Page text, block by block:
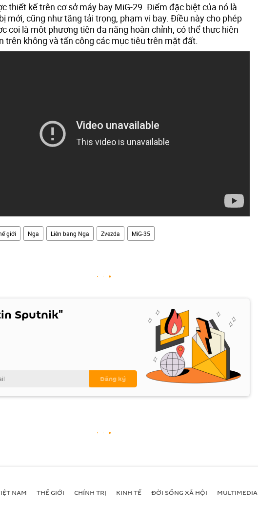
thiết kế trên cơ sở máy bay MiG-29. Điểm đặc biệt của nó là
mới, cũng như tăng tải trọng, phạm vi bay. Điều này cho phép
coi là một phương tiện đa năng hoàn chỉnh, có thể thực hiện
trên không và tấn công các mục tiêu trên mặt đất.
giới Nga Liên bang Nga Zvezda MiG-35
Sputnik"
NAM THẾ GIỚI CHÍNH TRỊ KINH TẾ ĐỜI SỐNG XÃ HỘI MULTIMEDIA